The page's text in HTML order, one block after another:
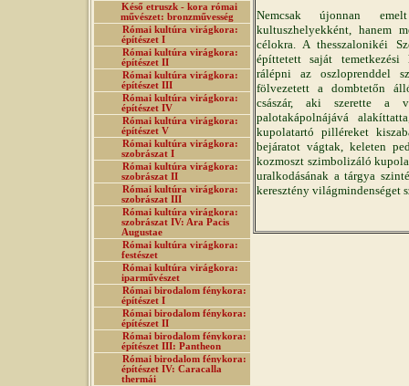
Késő etruszk - kora római
művészet: bronzművesség
Római kultúra virágkora:
építészet I
Római kultúra virágkora:
építészet II
Római kultúra virágkora:
építészet III
Római kultúra virágkora:
építészet IV
Római kultúra virágkora:
építészet V
Római kultúra virágkora:
szobrászat I
Római kultúra virágkora:
szobrászat II
Római kultúra virágkora:
szobrászat III
Római kultúra virágkora:
szobrászat IV: Ara Pacis
Augustae
Római kultúra virágkora:
festészet
Római kultúra virágkora:
iparművészet
Római birodalom fénykora:
építészet I
Római birodalom fénykora:
építészet II
Római birodalom fénykora:
építészet III: Pantheon
Római birodalom fénykora:
építészet IV: Caracalla
thermái
Nemcsak újonnan
kultuszhelyekként, hanem
célokra. A thesszalonikéi
építtetett saját
rálépni az oszloprenddel
fölvezetett a dombtetőn
császár, aki szerette a
palotakápolnájává
kupolatartó pilléreket
bejáratot vágtak, keleten
kozmoszt szimbolizáló
uralkodásának a tárgya
keresztény világmindenséget